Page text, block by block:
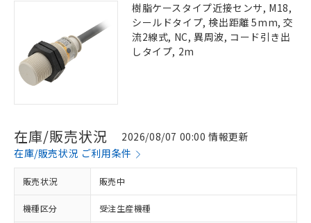
樹脂ケースタイプ近接センサ, M18,
シールドタイプ, 検出距離 5mm, 交
流2線式, NC, 異周波, コード引き出
しタイプ, 2m
在庫/販売状況
2026/08/07 00:00 情報更新
在庫/販売状況 ご利用条件
販売状況 販売中
機種区分 受注生産機種